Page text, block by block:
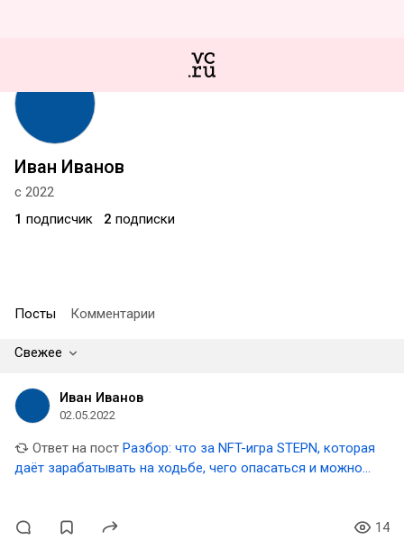
Иван Иванов
с 2022
1 подписчик 2 подписки
Посты Комментарии
Свежее
Иван Иванов
02.05.2022
Ответ на пост Разбор: что за NFT-игра STEPN, которая
даёт зарабатывать на ходьбе, чего опасаться и можно
14